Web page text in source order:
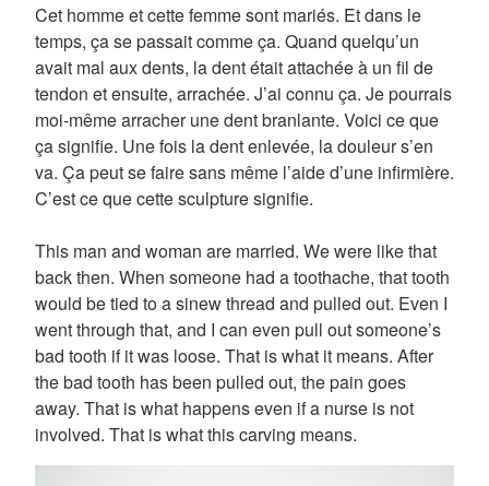
Cet homme et cette femme sont mariés. Et dans le
temps, ça se passait comme ça. Quand quelqu’un
avait mal aux dents, la dent était attachée à un fil de
tendon et ensuite, arrachée. J’ai connu ça. Je pourrais
moi-même arracher une dent branlante. Voici ce que
ça signifie. Une fois la dent enlevée, la douleur s’en
va. Ça peut se faire sans même l’aide d’une infirmière.
C’est ce que cette sculpture signifie.
This man and woman are married. We were like that
back then. When someone had a toothache, that tooth
would be tied to a sinew thread and pulled out. Even I
went through that, and I can even pull out someone’s
bad tooth if it was loose. That is what it means. After
the bad tooth has been pulled out, the pain goes
away. That is what happens even if a nurse is not
involved. That is what this carving means.